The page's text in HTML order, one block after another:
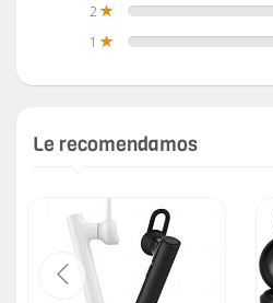
2
1
Le recomendamos